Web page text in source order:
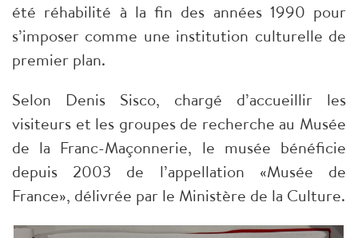
été réhabilité à la fin des années 1990 pour
s’imposer comme une institution culturelle de
premier plan.
Selon Denis Sisco, chargé d’accueillir les
visiteurs et les groupes de recherche au Musée
de la Franc-Maçonnerie, le musée bénéficie
depuis 2003 de l’appellation «Musée de
France», délivrée par le Ministère de la Culture.